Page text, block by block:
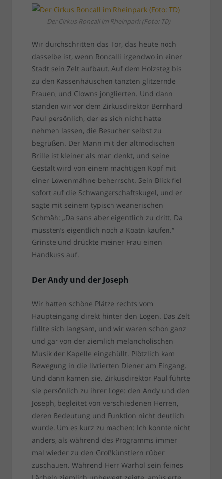
Der Cirkus Roncall im Rheinpark (Foto: TD)
Wir durchschritten das Tor, das heute noch
dasselbe ist, wenn Roncalli irgendwo in einer
Stadt sein Zelt aufbaut. Auf dem Holzsteg bis
zu den Kassenhäuschen tanzten glitzernde
Frauen, und Clowns jonglierten. Und dann
standen wir vor dem Zirkusdirektor Bernhard
Paul persönlich, der es sich nicht hatte
nehmen lassen, die Besucher selbst zu
begrüßen. Der Mann mit der altmodischen
Brille ist kleiner als man denkt, und seine
Gestalt wird von einem mächtigen Kopf mit
einer Löwenmähne beherrscht. Sein Blick fiel
sofort auf die Schwangerschaftskugel, und er
sagte mit seinem typisch weanerischen
Schmäh: „Da sans aber eigentlich zu dritt. Da
müssten’s eigentlich noch a Koatn kaufen.“
Grinste und drückte meiner Frau einen
Handkuss auf.
Der Andy und der Joseph
Wir hatten schöne Plätze rechts vom
Haupteingang direkt hinter den Logen. Das Zelt
füllte sich langsam, und wir waren schon ganz
und gar von der ziemlich melancholischen
Musik der Kapelle eingehüllt. Plötzlich kam
Bewegung in die livrierten Diener am Eingang.
Und dann kamen sie. Zirkusdirektor Paul führte
sie persönlich zu ihrer Loge: den Andy und den
Joseph, begleitet von verschiedenen Herren,
deren Bedeutung und Funktion nicht deutlich
wurde. Um es kurz zu machen: Ich konnte nicht
anders, als während des Programms immer
mal wieder zu den Großkünstlern rüber
zuschauen. Während Herr Warhol sein feines